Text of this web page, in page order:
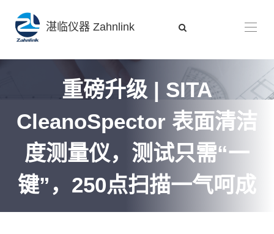
湛临仪器 Zahnlink
重磅升级 | SITA
CleanoSpector 表面清洁
度测量仪，测试只需“一
键”，250点扫描一气呵成